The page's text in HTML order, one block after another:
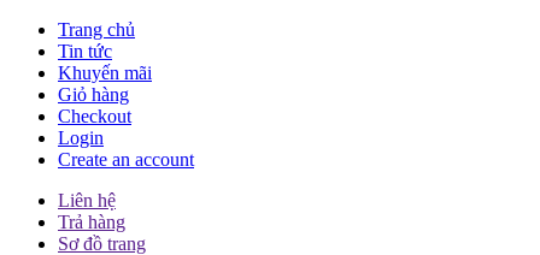
Trang chủ
Tin tức
Khuyến mãi
Giỏ hàng
Checkout
Login
Create an account
Liên hệ
Trả hàng
Sơ đồ trang